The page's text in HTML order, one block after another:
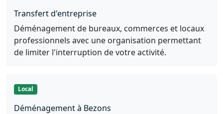
Transfert d'entreprise
Déménagement de bureaux, commerces et locaux
professionnels avec une organisation permettant
de limiter l'interruption de votre activité.
Local
Déménagement à Bezons